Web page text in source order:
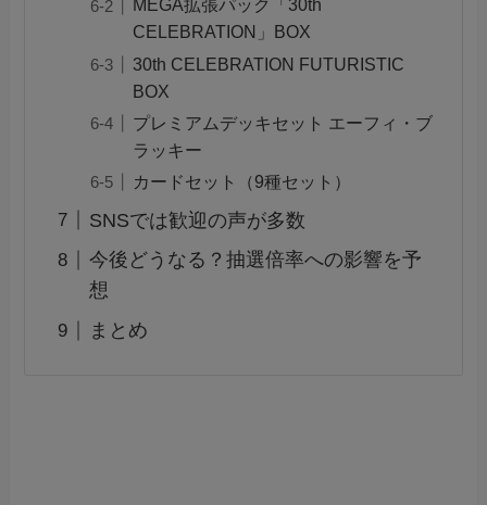
MEGA拡張パック「30th
CELEBRATION」BOX
30th CELEBRATION FUTURISTIC
BOX
プレミアムデッキセット エーフィ・ブ
ラッキー
カードセット（9種セット）
SNSでは歓迎の声が多数
今後どうなる？抽選倍率への影響を予
想
まとめ